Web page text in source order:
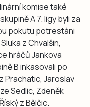
komise také
A 7. ligy byli za
pokutu potrestáni
z Chvalšin,
hráčů Jankova
B inkasovali po
Prachatic, Jaroslav
Sedlic, Zdeněk
z Bělčic.